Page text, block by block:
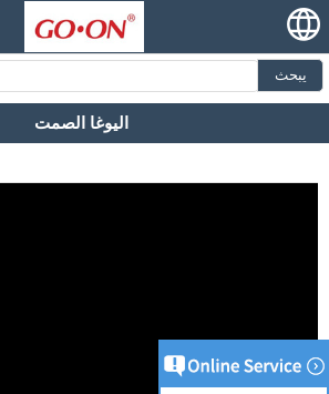
يبحث
اليوغا الصمت